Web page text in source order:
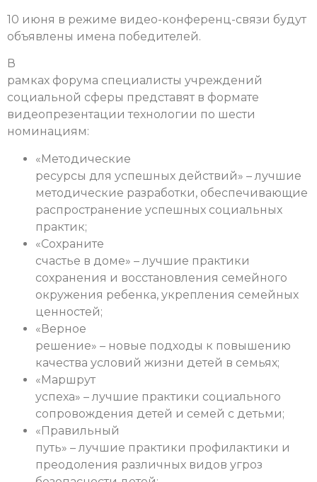
10 июня в режиме видео-конференц-связи будут
объявлены имена победителей.
В
рамках форума специалисты учреждений
социальной сферы представят в формате
видеопрезентации технологии по шести
номинациям:
«Методические
ресурсы для успешных действий» – лучшие
методические разработки, обеспечивающие
распространение успешных социальных
практик;
«Сохраните
счастье в доме» – лучшие практики
сохранения и восстановления семейного
окружения ребенка, укрепления семейных
ценностей;
«Верное
решение» – новые подходы к повышению
качества условий жизни детей в семьях;
«Маршрут
успеха» – лучшие практики социального
сопровождения детей и семей с детьми;
«Правильный
путь» – лучшие практики профилактики и
преодоления различных видов угроз